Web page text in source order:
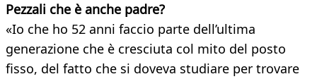
Pezzali che è anche padre?
«Io che ho 52 anni faccio parte dell’ultima
generazione che è cresciuta col mito del posto
fisso, del fatto che si doveva studiare per trovare